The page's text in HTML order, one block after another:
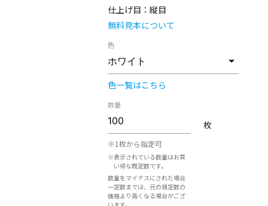
仕上げ目： 縦目
無料見本について
色
色一覧はこちら
数量
※1枚から指定可
※表示されている数量はお買
い得な既定数です。
数量をマイナスにされた場合
一定数までは、元の規定数の
価格より高くなる場合がござ
枚